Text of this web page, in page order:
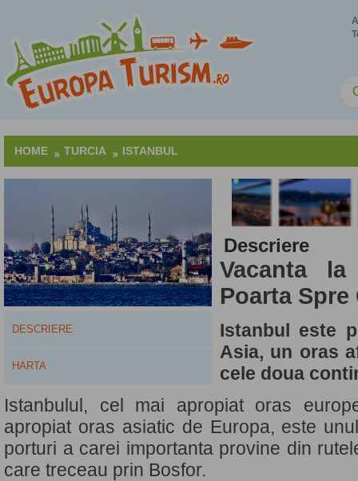
HOME TURCIA ISTANBUL
DESCRIERE
HARTA
Descriere
Vacanta
Poarta Spre
Istanbul este
Asia, un oras
cele doua
Istanbulul, cel mai apropiat oras
apropiat oras asiatic de Europa, este
porturi a carei importanta provine din
care treceau prin Bosfor.